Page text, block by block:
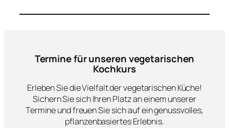
Termine für unseren vegetarischen
Kochkurs
Erleben Sie die Vielfalt der vegetarischen Küche!
Sichern Sie sich Ihren Platz an einem unserer
Termine und freuen Sie sich auf ein genussvolles,
pflanzenbasiertes Erlebnis.